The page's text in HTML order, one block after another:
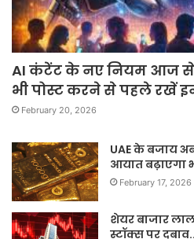
AI कंटेंट के नए नियम आज
भी पोस्ट करने से पहले रखें इन
February 20, 2026
UAE के बजाय
आयात बढ़ाएगा
February 17, 2026
शेयर बाजार
स्टॉक्स पर